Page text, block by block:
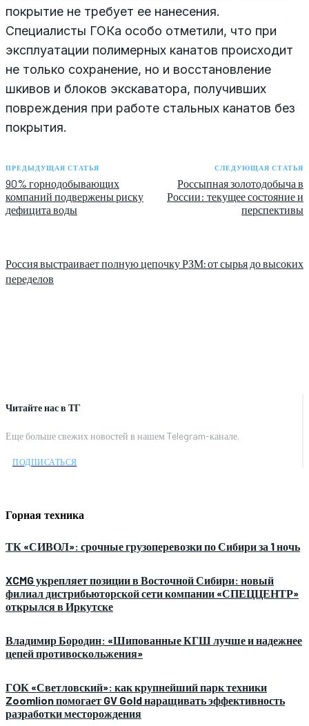
Читайте нас в ТГ
Еще больше свежих новостей в нашем Telegram-канале.
ПОДПИСАТЬСЯ
Горная техника
ТК «СИВОЛ»: срочные грузоперевозки по Сибири за 1 ночь
XCMG укрепляет позиции в Восточной Сибири: новый
филиал дистрибьюторской сети компании «СПЕЦЦЕНТР»
открылся в Иркутске
Владимир Бородин: «Шипованные КГШ лучше и надежнее
цепей противоскольжения»
ГОК «Светловский»: как крупнейший парк техники
Zoomlion помогает GV Gold наращивать эффективность
разработки месторождения
покрытие не требует ее нанесения.
Специалисты ГОКа особо отметили, что при
эксплуатации полимерных канатов происходит
не только сохранение, но и восстановление
шкивов и блоков экскаватора, получивших
повреждения при работе стальных канатов без
покрытия.
ПРЕДЫДУЩАЯ СТАТЬЯ
90% горнодобывающих
компаний подвержены риску
дефицита воды
СЛЕДУЮЩАЯ СТАТЬЯ
Россыпная золотодобыча в
России: текущее состояние и
перспективы
Россия выстраивает полную цепочку РЗМ: от сырья до высоких
переделов